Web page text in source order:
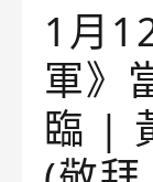
1月
軍》
臨 |